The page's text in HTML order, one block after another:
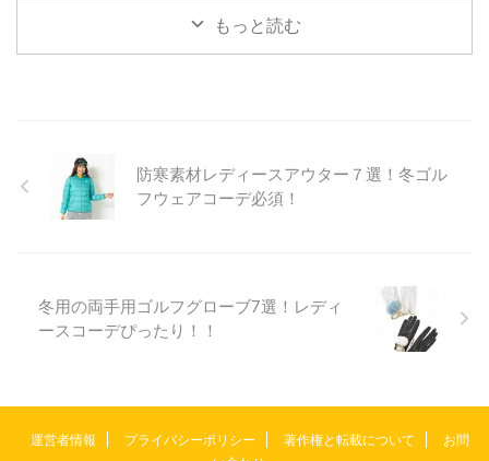
もっと読む
防寒素材レディースアウター７選！冬ゴル
フウェアコーデ必須！
冬用の両手用ゴルフグローブ7選！レディ
ースコーデぴったり！！
運営者情報 プライバシーポリシー 著作権と転載について
お問